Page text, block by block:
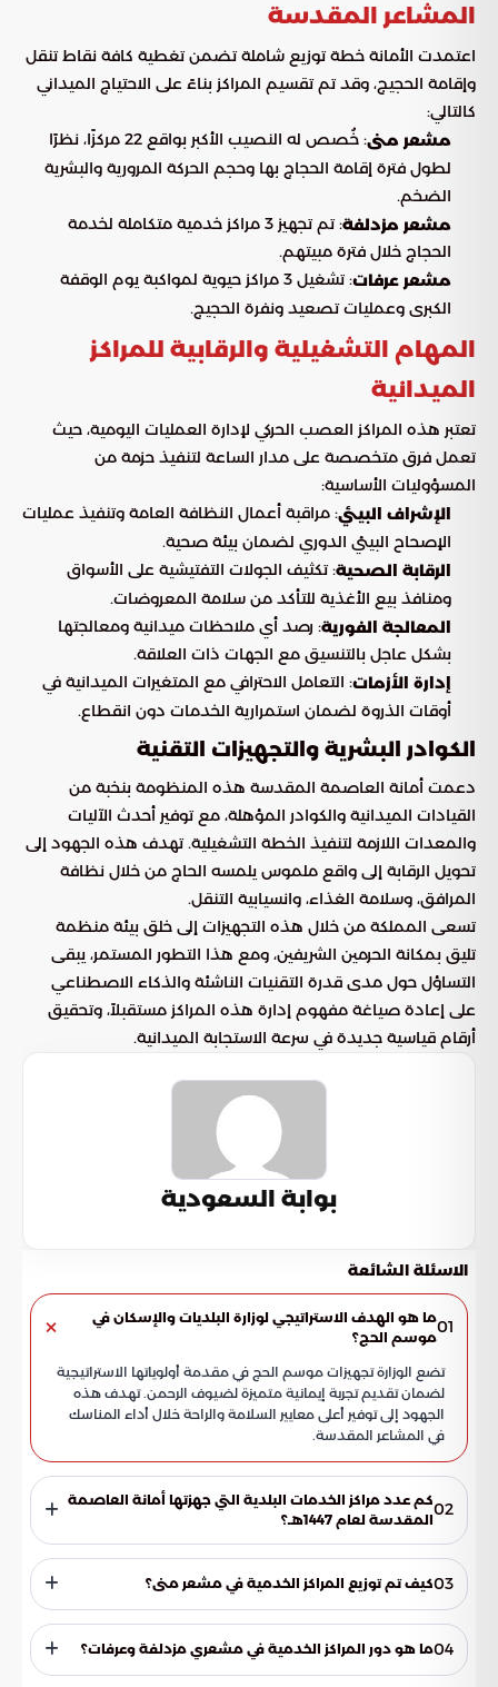
المشاعر المقدسة
اعتمدت الأمانة خطة توزيع شاملة تضمن تغطية كافة نقاط تنقل
وإقامة الحجيج، وقد تم تقسيم المراكز بناءً على الاحتياج الميداني
كالتالي:
مشعر منى
: خُصص له النصيب الأكبر بواقع 22 مركزًا، نظرًا
لطول فترة إقامة الحجاج بها وحجم الحركة المرورية والبشرية
الضخم.
مشعر مزدلفة
: تم تجهيز 3 مراكز خدمية متكاملة لخدمة
الحجاج خلال فترة مبيتهم.
مشعر عرفات
: تشغيل 3 مراكز حيوية لمواكبة يوم الوقفة
الكبرى وعمليات تصعيد ونفرة الحجيج.
المهام التشغيلية والرقابية للمراكز
الميدانية
تعتبر هذه المراكز العصب الحركي لإدارة العمليات اليومية، حيث
تعمل فرق متخصصة على مدار الساعة لتنفيذ حزمة من
المسؤوليات الأساسية:
الإشراف البيئي: مراقبة أعمال النظافة العامة وتنفيذ عمليات
الإصحاح البيئي الدوري لضمان بيئة صحية.
الرقابة الصحية: تكثيف الجولات التفتيشية على الأسواق
ومنافذ بيع الأغذية للتأكد من سلامة المعروضات.
المعالجة الفورية: رصد أي ملاحظات ميدانية ومعالجتها
بشكل عاجل بالتنسيق مع الجهات ذات العلاقة.
إدارة الأزمات: التعامل الاحترافي مع المتغيرات الميدانية في
أوقات الذروة لضمان استمرارية الخدمات دون انقطاع.
الكوادر البشرية والتجهيزات التقنية
دعمت أمانة العاصمة المقدسة هذه المنظومة بنخبة من
القيادات الميدانية والكوادر المؤهلة، مع توفير أحدث الآليات
والمعدات اللازمة لتنفيذ الخطة التشغيلية. تهدف هذه الجهود إلى
تحويل الرقابة إلى واقع ملموس يلمسه الحاج من خلال نظافة
المرافق، وسلامة الغذاء، وانسيابية التنقل.
تسعى المملكة من خلال هذه التجهيزات إلى خلق بيئة منظمة
تليق بمكانة الحرمين الشريفين، ومع هذا التطور المستمر، يبقى
التساؤل حول مدى قدرة التقنيات الناشئة والذكاء الاصطناعي
على إعادة صياغة مفهوم إدارة هذه المراكز مستقبلاً، وتحقيق
أرقام قياسية جديدة في سرعة الاستجابة الميدانية.
بوابة السعودية
الاسئلة الشائعة
01ما هو الهدف الاستراتيجي لوزارة البلديات والإسكان في
موسم الحج؟
تضع الوزارة تجهيزات موسم الحج في مقدمة أولوياتها الاستراتيجية
لضمان تقديم تجربة إيمانية متميزة لضيوف الرحمن. تهدف هذه
الجهود إلى توفير أعلى معايير السلامة والراحة خلال أداء المناسك
في المشاعر المقدسة.
02كم عدد مراكز الخدمات البلدية التي جهزتها أمانة العاصمة
المقدسة لعام 1447هـ؟
البلدية. تم توزيع هذه المراكز بدقة عالية داخل المشاعر المقدسة
لضمان الحضور الميداني المكثف ورفع سرعة الاستجابة في
03كيف تم توزيع المراكز الخدمية في مشعر منى؟
خدميًا. يعود هذا التخصيص إلى طول فترة إقامة الحجاج في منى،
بالإضافة إلى حجم الحركة المرورية والبشرية الضخم الذي يشهده
04ما هو دور المراكز الخدمية في مشعري مزدلفة وعرفات؟